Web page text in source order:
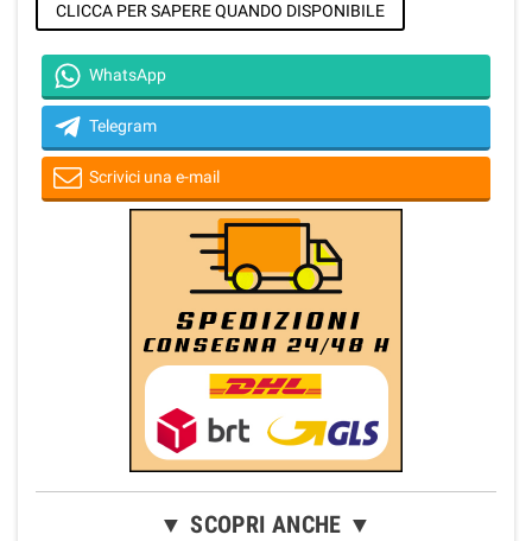
CLICCA PER SAPERE QUANDO DISPONIBILE
WhatsApp
Telegram
Scrivici una e-mail
▼ SCOPRI ANCHE ▼